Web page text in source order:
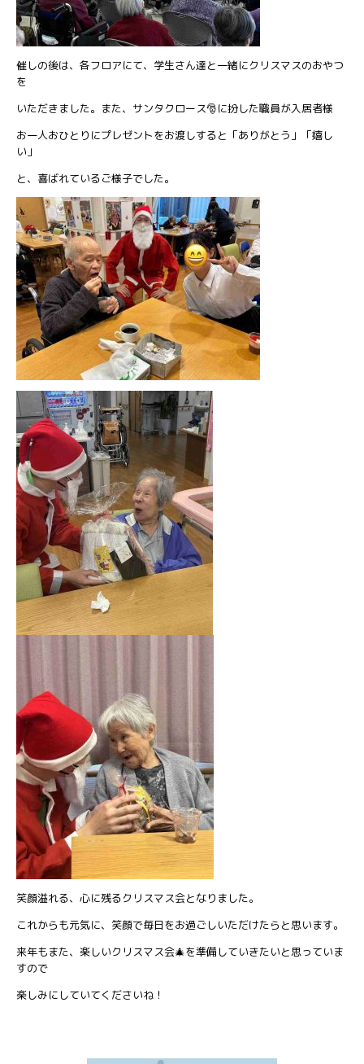
催しの後は、各フロアにて、学生さん達と一緒にクリスマスのおやつ
を
いただきました。また、サンタクロース🎅に扮した職員が入居者様
お一人おひとりにプレゼントをお渡しすると「ありがとう」「嬉し
い」
と、喜ばれているご様子でした。
笑顔溢れる、心に残るクリスマス会となりました。
これからも元気に、笑顔で毎日をお過ごしいただけたらと思います。
来年もまた、楽しいクリスマス会🎄を準備していきたいと思っていま
すので
楽しみにしていてくださいね！